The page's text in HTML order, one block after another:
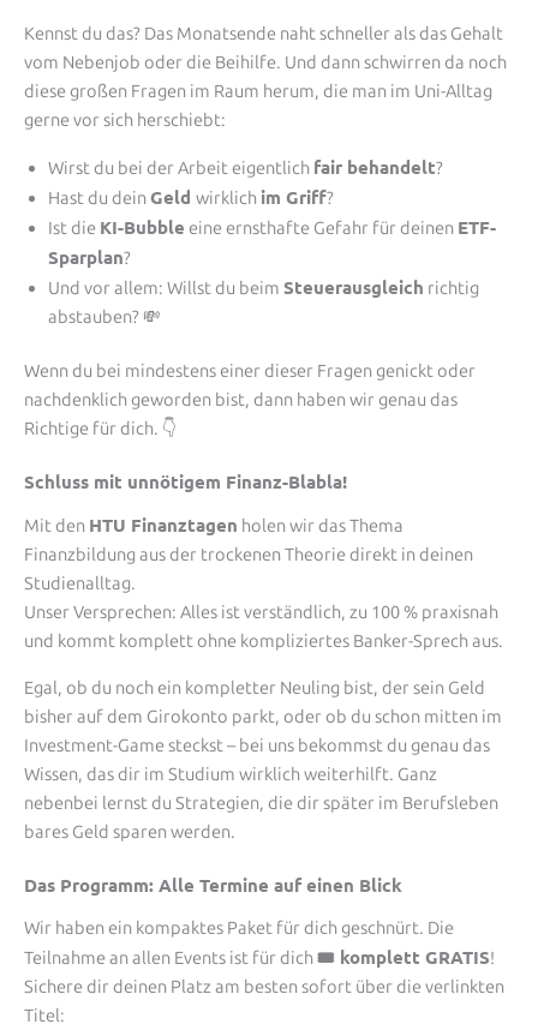
Kennst du das? Das Monatsende naht schneller als das Gehalt
vom Nebenjob oder die Beihilfe. Und dann schwirren da noch
diese großen Fragen im Raum herum, die man im Uni-Alltag
gerne vor sich herschiebt:
Wirst du bei der Arbeit eigentlich fair behandelt?
Hast du deinGeld wirklich im Griff?
Ist die KI-Bubble eine ernsthafte Gefahr für deinen ETF-
Sparplan?
Und vor allem: Willst du beim Steuerausgleich richtig
abstauben? 💸
Wenn du bei mindestens einer dieser Fragen genickt oder
nachdenklich geworden bist, dann haben wir genau das
Richtige für dich. 👇
Schluss mit unnötigem Finanz-Blabla!
Mit den HTU Finanztagen holen wir das Thema
Finanzbildung aus der trockenen Theorie direkt in deinen
Studienalltag.
Unser Versprechen: Alles ist verständlich, zu 100 % praxisnah
und kommt komplett ohne kompliziertes Banker-Sprech aus.
Egal, ob du noch ein kompletter Neuling bist, der sein Geld
bisher auf dem Girokonto parkt, oder ob du schon mitten im
Investment-Game steckst – bei uns bekommst du genau das
Wissen, das dir im Studium wirklich weiterhilft. Ganz
nebenbei lernst du Strategien, die dir später im Berufsleben
bares Geld sparen werden.
Das Programm: Alle Termine auf einen Blick
Wir haben ein kompaktes Paket für dich geschnürt. Die
Teilnahme an allen Events ist für dich🎟 komplett GRATIS!
Sichere dir deinen Platz am besten sofort über die verlinkten
Titel: